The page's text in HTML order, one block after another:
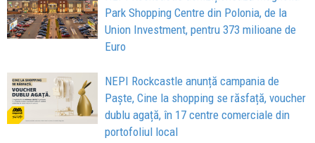
Park Shopping Centre din Polonia, de la
Union Investment, pentru 373 milioane de
Euro
NEPI Rockcastle anunță campania de
Paște, Cine la shopping se răsfață, voucher
dublu agață, în 17 centre comerciale din
portofoliul local